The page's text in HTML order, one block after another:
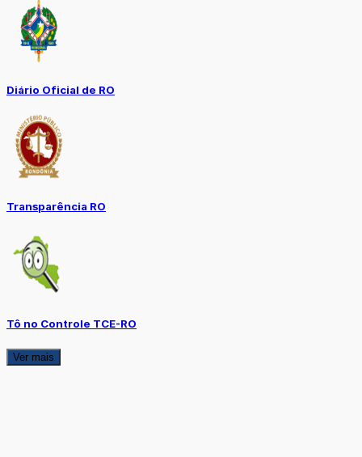
Diário Oficial de RO
Transparência RO
Tô no Controle TCE-RO
Ver mais